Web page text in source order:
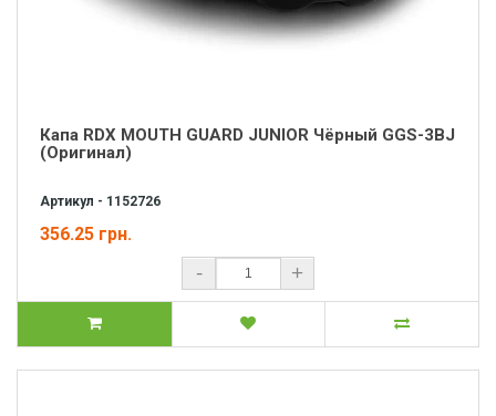
Капа RDX MOUTH GUARD JUNIOR Чёрный GGS-3BJ
(Оригинал)
Артикул - 1152726
356.25 грн.
- +